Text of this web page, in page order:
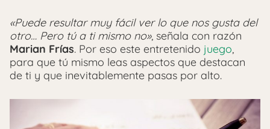
«Puede resultar muy fácil ver lo que nos gusta del
otro… Pero tú a ti mismo no», señala con razón
Marian Frías. Por eso este entretenido juego,
para que tú mismo leas aspectos que destacan
de ti y que inevitablemente pasas por alto.